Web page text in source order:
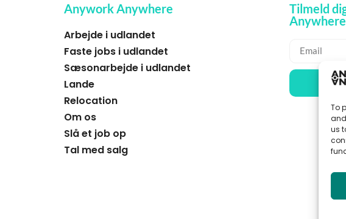
To
us
Anywork Anywhere
Arbejde i udlandet
Faste jobs i udlandet
Sæsonarbejde i udlandet
Lande
Relocation
Om os
Slå et job op
Tal med salg
Tilmeld
Anywhere